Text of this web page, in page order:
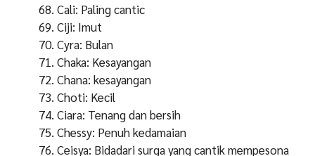
Cali: Paling cantic
Ciji: Imut
Cyra: Bulan
Chaka: Kesayangan
Chana: kesayangan
Choti: Kecil
Ciara: Tenang dan bersih
Chessy: Penuh kedamaian
Ceisya: Bidadari surga yang cantik mempesona